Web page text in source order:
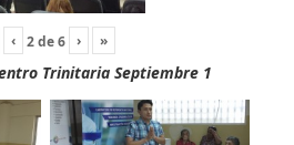
‹ 2de6 › »
Trinitaria Septiembre 1